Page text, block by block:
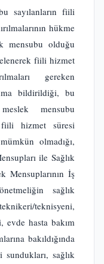
sayılanların fiili
hükme
mensubu olduğu
fiili hizmet
gereken
bildirildiği, bu
mensubu
fiili hizmet süresi
olmadığı,
ile Sağlık
Mensuplarının İş
sağlık
teknisyeni,
evde hasta bakım
bakıldığında
sağlık